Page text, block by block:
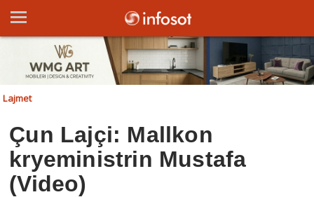
Lajmet
Çun Lajçi: Mallkon
kryeministrin Mustafa
(Video)